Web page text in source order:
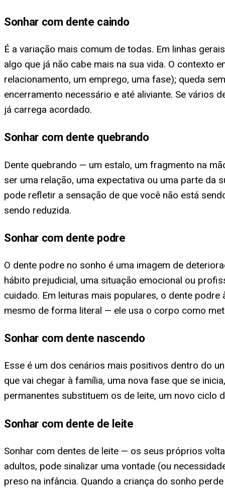
Sonhar com dente caindo
É a variação mais comum de todas. Em linhas
algo que já não cabe mais na sua vida. O contexto
relacionamento, um emprego, uma fase); queda
encerramento necessário e até aliviante. Se vários
já carrega acordado.
Sonhar com dente quebrando
Dente quebrando — um estalo, um fragmento na
ser uma relação, uma expectativa ou uma parte
pode refletir a sensação de que você não está
sendo reduzida.
Sonhar com dente podre
O dente podre no sonho é uma imagem de
hábito prejudicial, uma situação emocional ou
cuidado. Em leituras mais populares, o dente
mesmo de forma literal — ele usa o corpo como
Sonhar com dente nascendo
Esse é um dos cenários mais positivos dentro do
que vai chegar à família, uma nova fase que se
permanentes substituem os de leite, um novo ciclo
Sonhar com dente de leite
Sonhar com dentes de leite — os seus próprios
adultos, pode sinalizar uma vontade (ou
preso na infância. Quando a criança do sonho